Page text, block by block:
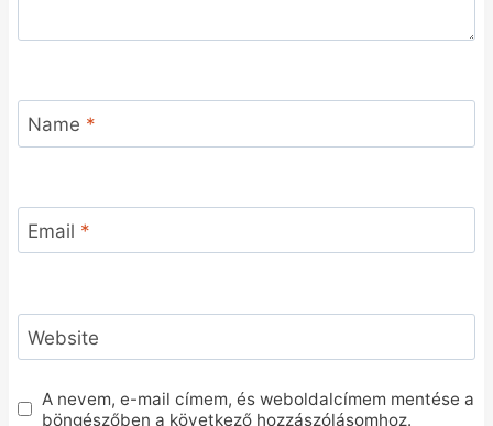
Name *
Email *
Website
A nevem, e-mail címem, és weboldalcímem mentése a
böngészőben a következő hozzászólásomhoz.